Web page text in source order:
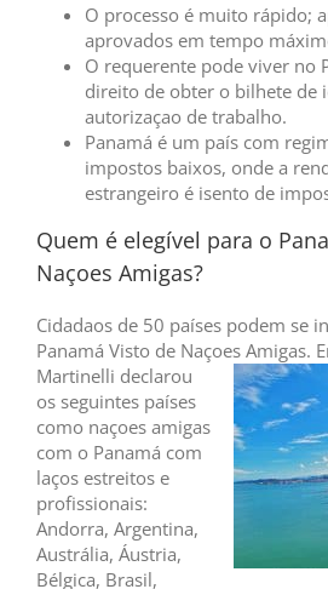
O processo é muito rápido;
aprovados em tempo
O requerente pode viver no
direito de obter o bilhete de
autorizaçao de trabalho.
Panamá é um país com
impostos baixos, onde a
estrangeiro é isento de
Quem é elegível para o
Naçoes Amigas?
Cidadaos de 50 países podem se
Panamá Visto de Naçoes Amigas.
Martinelli declarou
os seguintes países
como naçoes amigas
com o Panamá com
laços estreitos e
profissionais:
Andorra, Argentina,
Austrália, Áustria,
Bélgica, Brasil,